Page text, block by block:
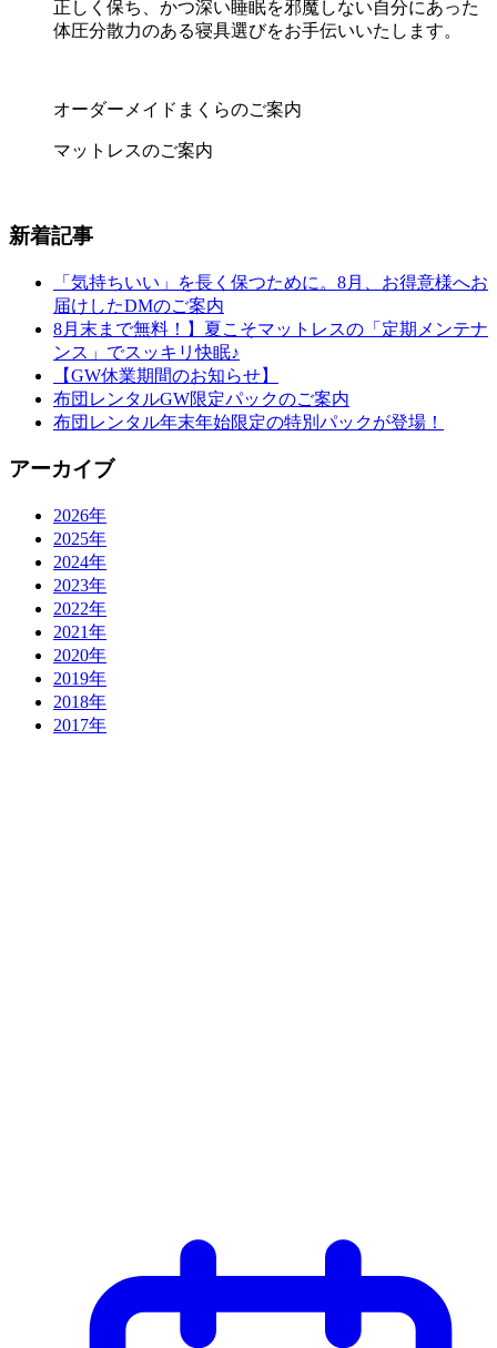
正しく保ち、かつ深い睡眠を邪魔しない自分にあった
体圧分散力のある寝具選びをお手伝いいたします。
オーダーメイドまくらのご案内
マットレスのご案内
新着記事
「気持ちいい」を長く保つために。8月、お得意様へお
届けしたDMのご案内
8月末まで無料！】夏こそマットレスの「定期メンテナ
ンス」でスッキリ快眠♪
【GW休業期間のお知らせ】
布団レンタルGW限定パックのご案内
布団レンタル年末年始限定の特別パックが登場！
アーカイブ
2026年
2025年
2024年
2023年
2022年
2021年
2020年
2019年
2018年
2017年